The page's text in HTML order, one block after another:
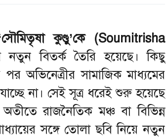
কুণ্ডু’কে (Soumitrisha
নতুন বিতর্ক তৈরি হয়েছে। কিছু
অভিনেত্রীর সামাজিক মাধ্যমের
না। সেই সূত্র ধরেই শুরু হয়েছে
রাজনৈতিক মঞ্চ বা বিভিন্ন
সঙ্গে তোলা ছবি নিয়ে নতুন